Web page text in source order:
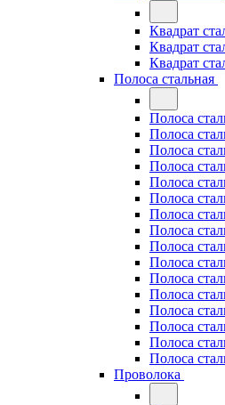
Квадрат
Квадрат
Квадрат
Полоса стальная
Полоса
Полоса
Полоса
Полоса
Полоса
Полоса
Полоса
Полоса
Полоса
Полоса
Полоса
Полоса
Полоса
Полоса
Полоса
Полоса
Проволока